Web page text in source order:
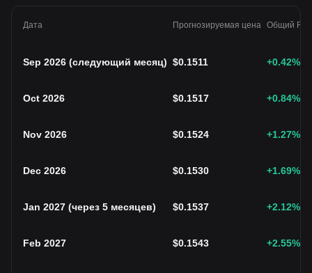
Дата Прогнозируемая цена Общий ROI
Sep 2026 (следующий месяц) $0.1511 +0.42%
Oct 2026 $0.1517 +0.84%
Nov 2026 $0.1524 +1.27%
Dec 2026 $0.1530 +1.69%
Jan 2027 (через 5 месяцев) $0.1537 +2.12%
Feb 2027 $0.1543 +2.55%